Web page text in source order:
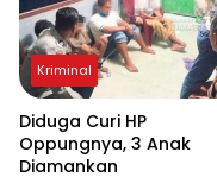
Kriminal
Diduga Curi HP
Oppungnya, 3 Anak
Diamankan